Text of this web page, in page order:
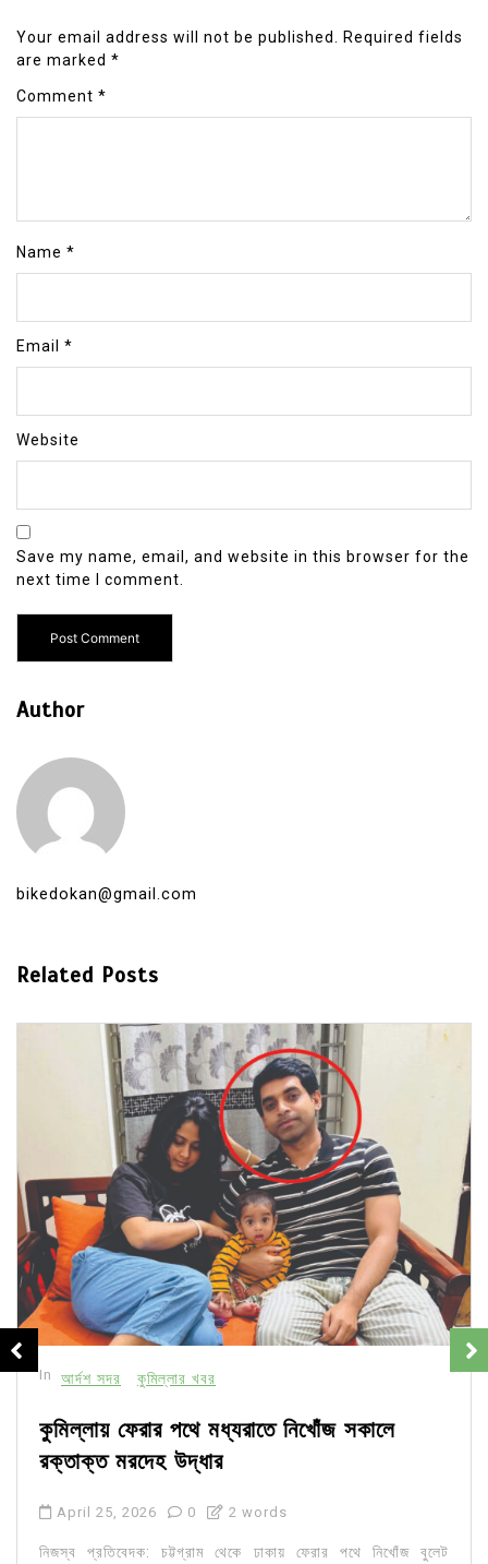
Your email address will not be published.
Required fields
are marked *
Comment *
Name *
Email *
Website
Save my name, email, and website in this browser for the
next time I comment.
Author
bikedokan@gmail.com
Related Posts
In আর্দশ সদর কুমিল্লার খবর
কুমিল্লায় ফেরার পথে মধ্যরাতে নিখোঁজ সকালে
রক্তাক্ত মরদেহ উদ্ধার
April 25, 2026 0 2 words
নিজস্ব প্রতিবেদক: চট্টগ্রাম থেকে ঢাকায় ফেরার পথে নিখোঁজ বুলেট